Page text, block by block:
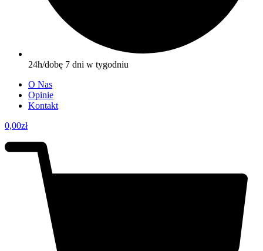
24h/dobę 7 dni w tygodniu
O Nas
Opinie
Kontakt
0,00zł